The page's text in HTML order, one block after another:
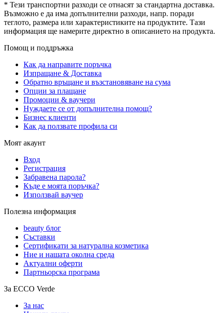
* Тези транспортни разходи се отнасят за стандартна доставка.
Възможно е да има допълнителни разходи, напр. поради
теглото, размера или характеристиките на продуктите. Тази
информация ще намерите директно в описанието на продукта.
Помощ и поддръжка
Как да направите поръчка
Изпращане & Доставка
Обратно връщане и възстановяване на сума
Опции за плащане
Промоции & ваучери
Нуждаете се от допълнителна помощ?
Бизнес клиенти
Как да ползвате профила си
Моят акаунт
Вход
Регистрация
Забравена парола?
Къде е моята поръчка?
Използвай ваучер
Полезна информация
beauty блог
Съставки
Сертификати за натурална козметика
Ние и нашата околна среда
Актуални оферти
Партньорска програма
За ECCO Verde
За нас